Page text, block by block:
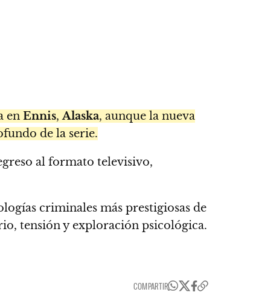
en Ennis,Alaska, aunque la nueva
de la serie.
al formato televisivo,
criminales más prestigiosas de
tensión y exploración psicológica.
COMPARTIR